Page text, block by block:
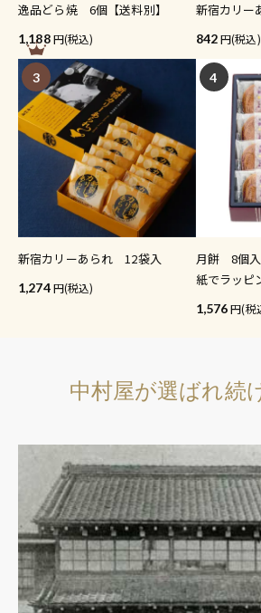
逸品どら焼 6個【送料別】
1,188 (税込)
新宿カリ
842 (税込)
3
新宿カリーあられ 12袋入
1,274 (税込)
4
月餅 8個入
紙でラッピ
1,576 (税
中村屋が選ばれ続